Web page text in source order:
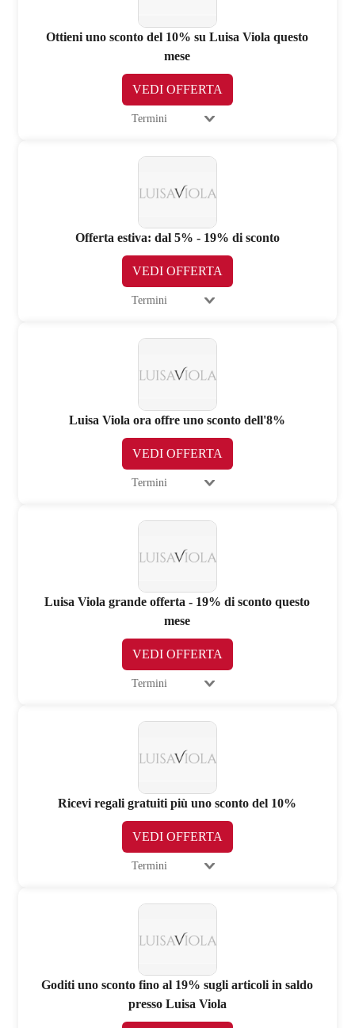
Ottieni uno sconto del 10% su Luisa Viola questo
mese
VEDI OFFERTA
Termini
Offerta estiva: dal 5% - 19% di sconto
VEDI OFFERTA
Termini
Luisa Viola ora offre uno sconto dell'8%
VEDI OFFERTA
Termini
Luisa Viola grande offerta - 19% di sconto questo
mese
VEDI OFFERTA
Termini
Ricevi regali gratuiti più uno sconto del 10%
VEDI OFFERTA
Termini
Goditi uno sconto fino al 19% sugli articoli in saldo
presso Luisa Viola